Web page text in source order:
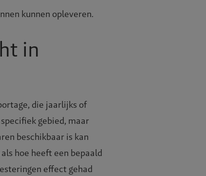
kunnen opleveren.
in
die jaarlijks of
gebied, maar
beschikbaar is kan
hoe heeft een bepaald
effect gehad